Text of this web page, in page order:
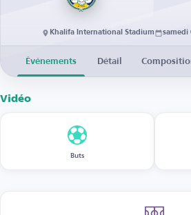
Khalifa International Stadium samedi
Événements Détail
Vidéo
Buts